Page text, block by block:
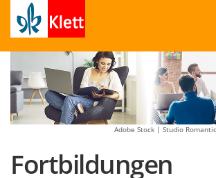
Adobe Stock | Studio
Fortbildungen